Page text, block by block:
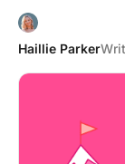
Haillie Parker